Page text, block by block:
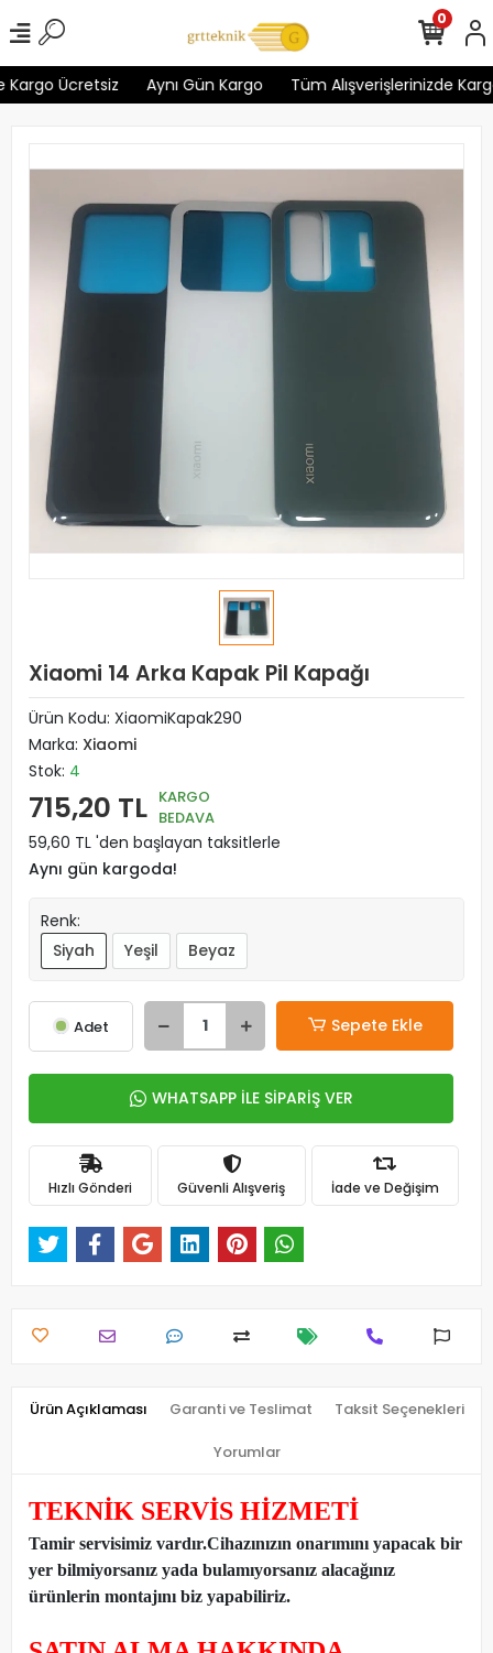
Ücretsiz Aynı Gün Kargo Tüm Alışverişlerinizde
0
Xiaomi 14 Arka Kapak Pil Kapağı
Ürün Kodu: XiaomiKapak290
Marka: Xiaomi
Stok: 4
715,20 TL KARGO
BEDAVA
59,60 TL 'den başlayan taksitlerle
Aynı gün kargoda!
Renk:
Siyah
Yeşil Beyaz
Adet Sepete Ekle
WHATSAPP İLE SİPARİŞ VER
Hızlı Gönderi Güvenli Alışveriş İade ve Değişim
Ürün Açıklaması Garanti ve Teslimat Taksit Seçenekleri
Yorumlar
TEKNİK SERVİS HİZMETİ
Tamir servisimiz vardır.Cihazınızın onarımını yapacak bir
yer bilmiyorsanız yada bulamıyorsanız alacağınız
ürünlerin montajını biz yapabiliriz.